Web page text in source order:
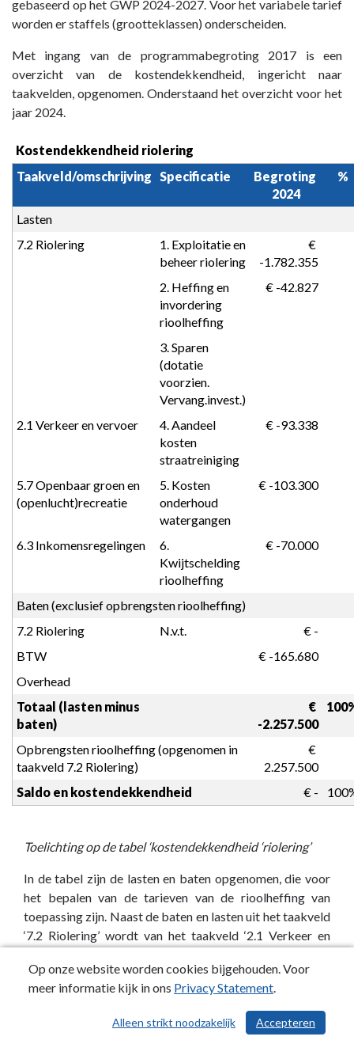
gebaseerd op het GWP 2024-2027. Voor het variabele tarief
worden er staffels (grootteklassen) onderscheiden.
Met ingang van de programmabegroting 2017 is een
overzicht van de kostendekkendheid, ingericht naar
taakvelden, opgenomen. Onderstaand het overzicht voor het
jaar 2024.
Kostendekkendheid riolering
Taakveld/omschrijving Specificatie
Begroting
2024
%
Lasten
7.2 Riolering
1. Exploitatie en
beheer riolering
-1.782.355
2. Heffing en
invordering
rioolheffing
€ -42.827
3. Sparen
(dotatie
voorzien.
Vervang.invest.)
2.1 Verkeer en vervoer
4. Aandeel
kosten
straatreiniging
€ -93.338
5.7 Openbaar groen en
(openlucht)recreatie
5. Kosten
onderhoud
watergangen
€ -103.300
6.3 Inkomensregelingen
6.
Kwijtschelding
rioolheffing
€ -70.000
Baten (exclusief opbrengsten rioolheffing)
7.2 Riolering
N.v.t.
€ -
BTW
€ -165.680
Overhead
Totaal (lasten minus
baten)
-2.257.500
Opbrengsten rioolheffing (opgenomen in
taakveld 7.2 Riolering)
2.257.500
Saldo en kostendekkendheid
€ -
Toelichting op de tabel ‘kostendekkendheid ‘riolering’
In de tabel zijn de lasten en baten opgenomen, die voor
het bepalen van de tarieven van de rioolheffing van
toepassing zijn. Naast de baten en lasten uit het taakveld
‘7.2 Riolering’ wordt van het taakveld ‘2.1 Verkeer en
heffing betrokken. Dit betreft 75% van de gerealiseerde
lasten van straatreiniging inclusief het veegvuil. Het
vegen van de goten beperkt het instromen van vuil in de
straatkolken en voorkomt vervuiling van het rioolstelsel.
/ 568
Op onze website worden cookies bijgehouden. Voor
meer informatie kijk in ons Privacy Statement.
Accepteren
Alleen strikt noodzakelijk